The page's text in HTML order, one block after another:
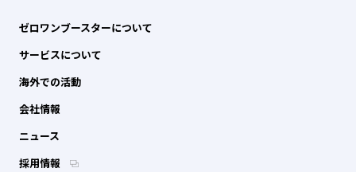
ゼロワンブースターについて
サービスについて
海外での活動
会社情報
ニュース
採用情報